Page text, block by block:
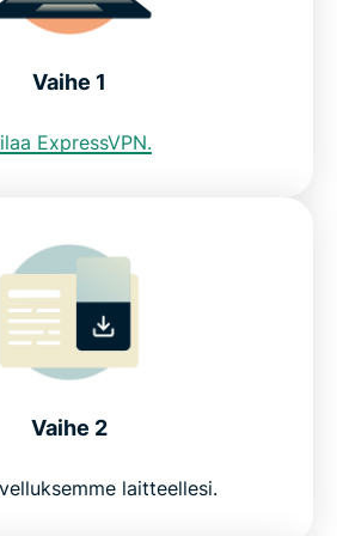
VPN:ää saadakseni
on paras VPN Saksaan
kaikille laitteillesi
Vaihe 1
ExpressVPN.
Vaihe 2
laitteellesi.